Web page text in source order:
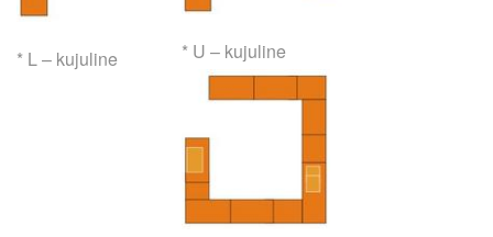
* L – kujuline * U – kujuline